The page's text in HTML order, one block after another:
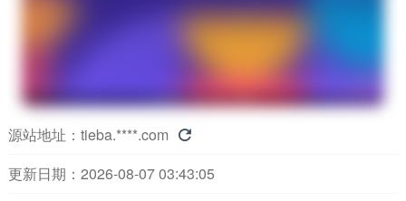
源站地址： tieba.****.com 
更新日期：2026-08-07 03:43:05